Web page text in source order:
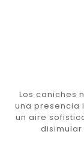
Los caniches
una presencia
un aire